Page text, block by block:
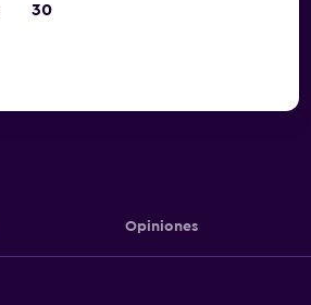
Opiniones
30